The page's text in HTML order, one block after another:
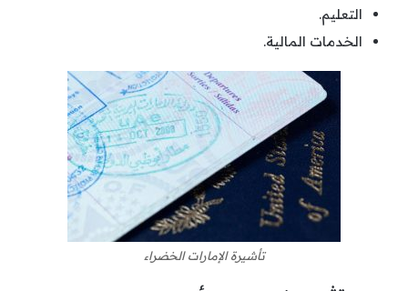
التعليم.
الخدمات المالية.
تأشيرة الإمارات الخضراء